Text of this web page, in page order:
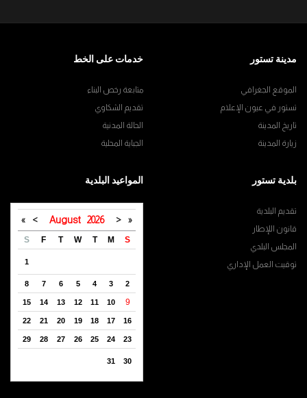
مدينة تستور
الموقع الجغرافي
تستور في عيون الإعلام
تاريخ المدينة
زيارة المدينة
خدمات على الخط
متابعة رخص البناء
تقديم الشكاوي
الحالة المدنية
الجباية المحلية
بلدية تستور
تقديم البلدية
قانون اللإطار
المجلس البلدي
توقيت العمل الإداري
المواعيد البلدية
«
<
August 2026
>
»
S
M
T
W
T
F
S
1
2
3
4
5
6
7
8
9
10
11
12
13
14
15
16
17
18
19
20
21
22
23
24
25
26
27
28
29
30
31